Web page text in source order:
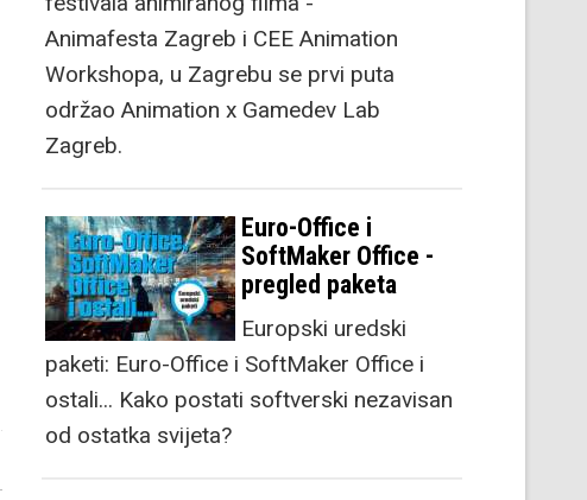
Animafesta Zagreb i CEE Animation
Workshopa, u Zagrebu se prvi puta
održao Animation x Gamedev Lab
Zagreb.
Euro-Office i
SoftMaker Office -
pregled paketa
Europski uredski
paketi: Euro-Office i SoftMaker Office i
ostali... Kako postati softverski nezavisan
od ostatka svijeta?